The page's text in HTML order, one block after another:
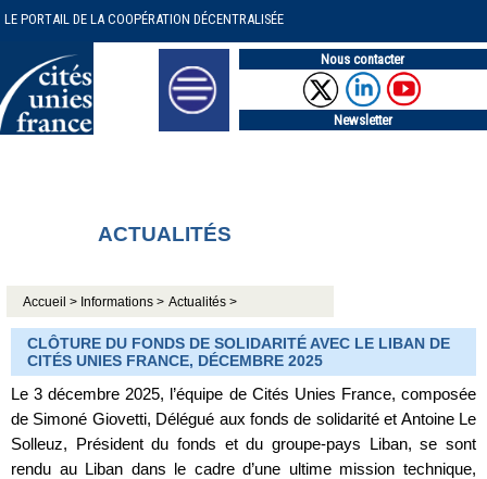
LE PORTAIL DE LA COOPÉRATION DÉCENTRALISÉE
Nous contacter
Newsletter
ACTUALITÉS
Accueil > Informations > Actualités >
CLÔTURE DU FONDS DE SOLIDARITÉ AVEC LE LIBAN DE
CITÉS UNIES FRANCE, DÉCEMBRE 2025
Le 3 décembre 2025, l’équipe de Cités Unies France, composée
de Simoné Giovetti, Délégué aux fonds de solidarité et Antoine Le
Solleuz, Président du fonds et du groupe-pays Liban, se sont
rendu au Liban dans le cadre d’une ultime mission technique,